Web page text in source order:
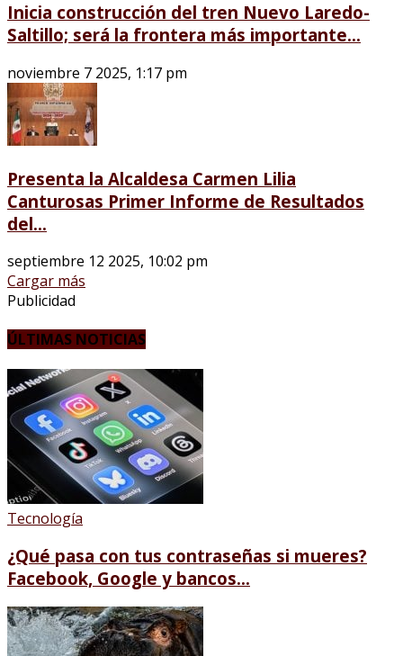
Inicia construcción del tren Nuevo Laredo-
Saltillo; será la frontera más importante...
noviembre 7 2025, 1:17 pm
Presenta la Alcaldesa Carmen Lilia
Canturosas Primer Informe de Resultados
del...
septiembre 12 2025, 10:02 pm
Cargar más
Publicidad
ÚLTIMAS NOTICIAS
Tecnología
¿Qué pasa con tus contraseñas si mueres?
Facebook, Google y bancos...